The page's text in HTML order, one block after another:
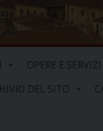
OPERE E SERVIZI
DEL SITO